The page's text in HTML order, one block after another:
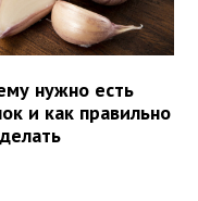
нужно есть
и как правильно